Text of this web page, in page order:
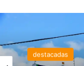
destacadas